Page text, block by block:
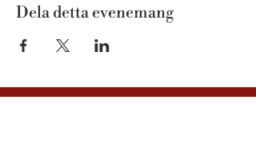
Dela detta evenemang